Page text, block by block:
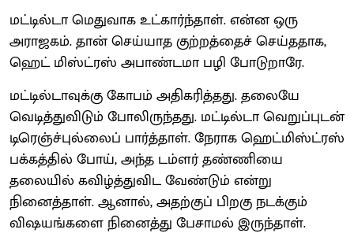
மட்டில்டா மெதுவாக உட்கார்ந்தாள். என்ன ஒரு
அராஜகம். தான் செய்யாத குற்றத்தைச் செய்ததாக,
ஹெட் மிஸ்ட்ரஸ் அபாண்டமா பழி போடுறாரே.
மட்டில்டாவுக்கு கோபம் அதிகரித்தது. தலையே
வெடித்துவிடும் போலிருந்தது. மட்டில்டா வெறுப்புடன்
டிரெஞ்ச்புல்லைப் பார்த்தாள். நேராக ஹெட்மிஸ்ட்ரஸ்
பக்கத்தில் போய், அந்த டம்ளர் தண்ணியை
தலையில் கவிழ்த்துவிட வேண்டும் என்று
நினைத்தாள். ஆனால், அதற்குப் பிறகு நடக்கும்
விஷயங்களை நினைத்து பேசாமல் இருந்தாள்.